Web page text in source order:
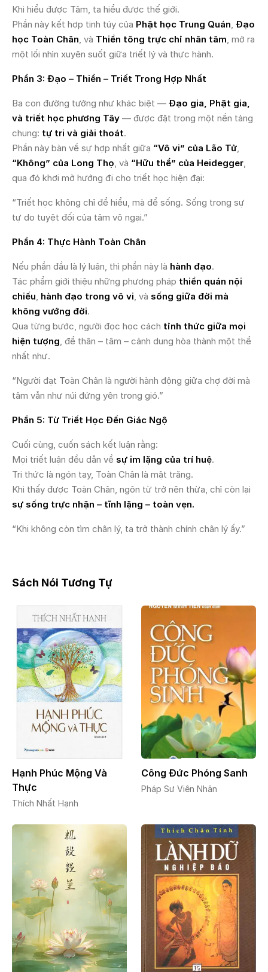
Khi hiểu được Tâm, ta hiểu được thế giới.
Phần này kết hợp tinh túy của Phật học Trung Quán, Đạo
học Toàn Chân, và Thiền tông trực chỉ nhân tâm, mở ra
một lối nhìn xuyên suốt giữa triết lý và thực hành.
Phần 3: Đạo – Thiền – Triết Trong Hợp Nhất
Ba con đường tưởng như khác biệt — Đạo gia, Phật gia,
và triết học phương Tây — được đặt trong một nền tảng
chung: tự tri và giải thoát.
Phần này bàn về sự hợp nhất giữa “Vô vi” của Lão Tử,
“Không” của Long Thọ, và “Hữu thể” của Heidegger,
qua đó khơi mở hướng đi cho triết học hiện đại:
“Triết học không chỉ để hiểu, mà để sống. Sống trong sự
tự do tuyệt đối của tâm vô ngại.”
Phần 4: Thực Hành Toàn Chân
Nếu phần đầu là lý luận, thì phần này là hành đạo.
Tác phẩm giới thiệu những phương pháp thiền quán nội
chiếu, hành đạo trong vô vi, và sống giữa đời mà
không vướng đời.
Qua từng bước, người đọc học cách tỉnh thức giữa mọi
hiện tượng, để thân – tâm – cảnh dung hòa thành một thể
nhất như.
“Người đạt Toàn Chân là người hành động giữa chợ đời mà
tâm vẫn như núi đứng yên trong gió.”
Phần 5: Từ Triết Học Đến Giác Ngộ
Cuối cùng, cuốn sách kết luận rằng:
Mọi triết luận đều dẫn về sự im lặng của trí huệ.
Tri thức là ngón tay, Toàn Chân là mặt trăng.
Khi thấy được Toàn Chân, ngôn từ trở nên thừa, chỉ còn lại
sự sống trực nhận – tĩnh lặng – toàn vẹn.
“Khi không còn tìm chân lý, ta trở thành chính chân lý ấy.”
Sách Nói Tương Tự
Hạnh Phúc Mộng Và
Thực
Thích Nhất Hạnh
Công Đức Phóng Sanh
Pháp Sư Viên Nhân